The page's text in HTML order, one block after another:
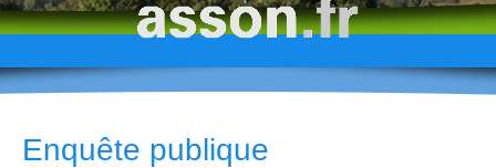
Enquête publique